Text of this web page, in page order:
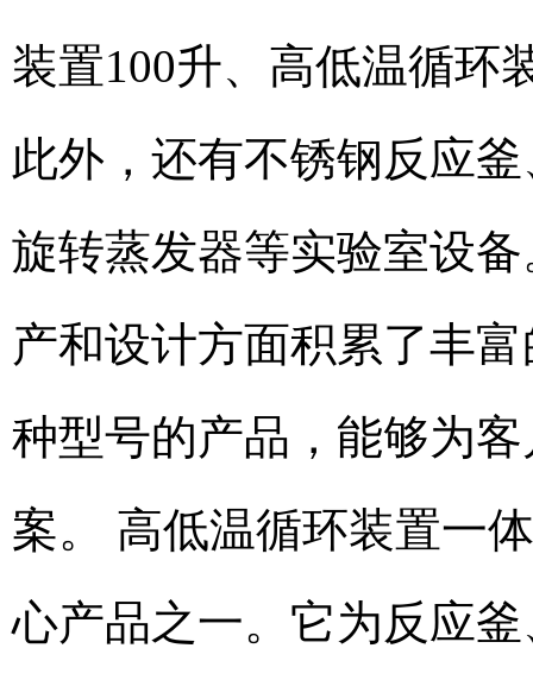
装置100升、高低温循环
此外，还有不锈钢反应
旋转蒸发器等实验室设
产和设计方面积累了丰
种型号的产品，能够为
案。 高低温循环装置一
心产品之一。它为反应